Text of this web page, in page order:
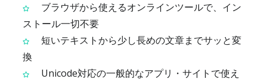
ブラウザから使えるオンラインツールで、イン
ストール一切不要
短いテキストから少し長めの文章までサッと変
換
Unicode対応の一般的なアプリ・サイトで使え